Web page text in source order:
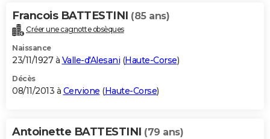
Francois BATTESTINI (85 ans)
Créer une cagnotte obsèques
Naissance
23/11/1927 à Valle-d'Alesani (Haute-Corse)
Décès
08/11/2013 à Cervione (Haute-Corse)
Antoinette BATTESTINI (79 ans)